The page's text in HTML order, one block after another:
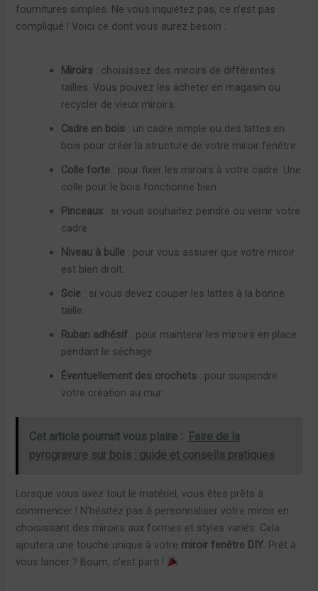
fournitures simples. Ne vous inquiétez pas, ce n’est pas
compliqué ! Voici ce dont vous aurez besoin :
Miroirs : choisissez des miroirs de différentes
tailles. Vous pouvez les acheter en magasin ou
recycler de vieux miroirs.
Cadre en bois : un cadre simple ou des lattes en
bois pour créer la structure de votre miroir fenêtre.
Colle forte : pour fixer les miroirs à votre cadre. Une
colle pour le bois fonctionne bien.
Pinceaux : si vous souhaitez peindre ou vernir votre
cadre.
Niveau à bulle : pour vous assurer que votre miroir
est bien droit.
Scie : si vous devez couper les lattes à la bonne
taille.
Ruban adhésif : pour maintenir les miroirs en place
pendant le séchage.
Éventuellement des crochets : pour suspendre
votre création au mur.
Cet article pourrait vous plaire :
Faire de la
pyrogravure sur bois : guide et conseils pratiques
Lorsque vous avez tout le matériel, vous êtes prêts à
commencer ! N’hésitez pas à personnaliser votre miroir en
choisissant des miroirs aux formes et styles variés. Cela
ajoutera une touche unique à votre miroir fenêtre DIY. Prêt à
vous lancer ? Boum, c’est parti !